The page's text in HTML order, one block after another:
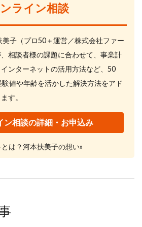
ライン相談
美子（プロ50＋運営／株式会社ファー
相談者様の課題に合わせて、事業計
ンターネットの活用方法など、50
値や年齢を活かした解決方法をアド
す。
ン相談の詳細・お申込み
は？河本扶美子の想い»